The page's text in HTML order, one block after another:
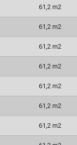
61,2 m2
61,2 m2
61,2 m2
61,2 m2
61,2 m2
61,2 m2
61,2 m2